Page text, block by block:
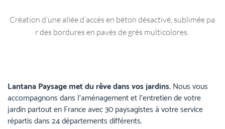
Création d’une allée d’accès en béton désactivé, sublimée pa
r des bordures en pavés de grès multicolores.
Lantana Paysage met du rêve dans vos jardins.Nous vous
accompagnons dans l’aménagement et l’entretien de votre
jardin partout en France avec 30 paysagistes à votre service
répartis dans 24 départements différents.